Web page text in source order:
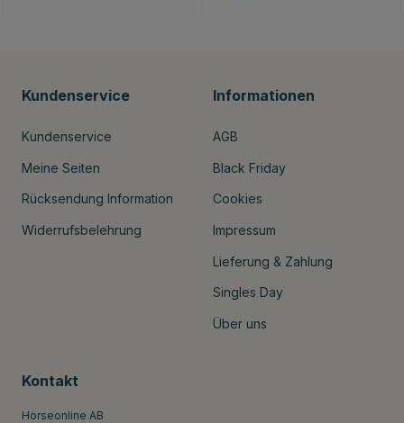
Kundenservice
Kundenservice
Meine Seiten
Rücksendung Information
Widerrufsbelehrung
Informationen
AGB
Black Friday
Cookies
Impressum
Lieferung & Zahlung
Singles Day
Über uns
Kontakt
Horseonline AB